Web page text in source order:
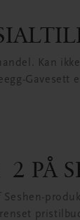
Kan
Gavesett
PÅ